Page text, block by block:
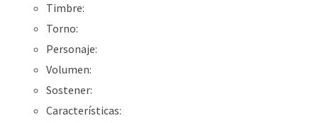
Timbre:
Torno:
Personaje:
Volumen:
Sostener:
Características: